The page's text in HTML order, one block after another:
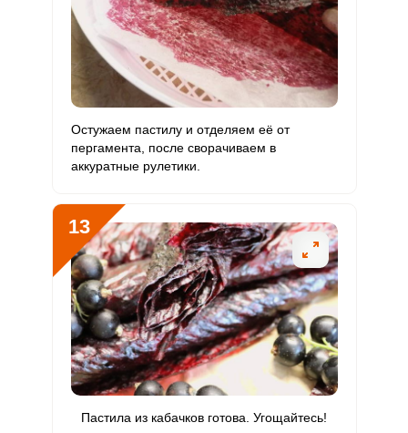
Остужаем пастилу и отделяем её от
пергамента, после сворачиваем в
аккуратные рулетики.
13
Пастила из кабачков готова. Угощайтесь!